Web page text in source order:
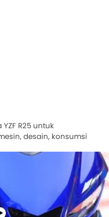
R25 untuk
desain, konsumsi